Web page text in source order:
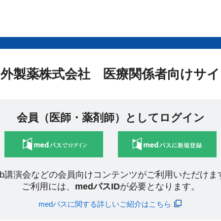
製薬株式会社 医療関係者向けサ
会員（医師・薬剤師）としてログイン
講演会などの会員向けコンテンツがご利用いただけま
ご利用には、 medパスIDが必要となります。
medパスに関する詳しいご紹介はこちら